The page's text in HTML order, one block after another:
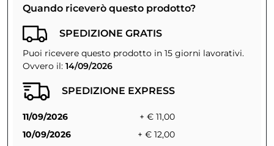
Quando riceverò questo prodotto?
SPEDIZIONE GRATIS
Puoi ricevere questo prodotto in 15 giorni lavorativi.
Ovvero il: 14/09/2026
SPEDIZIONE EXPRESS
11/09/2026
+ € 11,00
10/09/2026
+ € 12,00